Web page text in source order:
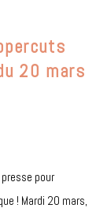
20 mars
pour
! Mardi 20 mars,